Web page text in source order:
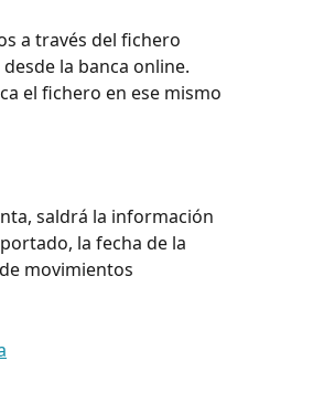
a través del fichero
la banca online.
el fichero en ese mismo
saldrá la información
la fecha de la
movimientos